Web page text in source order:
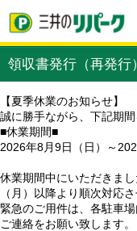
領収書発行（再発行
【夏季休業のお知らせ】
誠に勝手ながら、下記期
■休業期間■
2026年8月9日（日）～
休業期間中にいただきま
（月）以降より順次対応
緊急のご用件は、各駐車
ご連絡をお願い致します。